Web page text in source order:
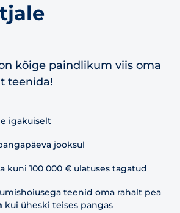
kõige paindlikum viis oma
teenida!
igakuiselt
jooksul
kuni 100 000 € ulatuses tagatud
teenid oma rahalt pea
kui üheski teises pangas